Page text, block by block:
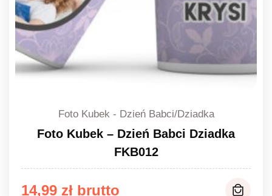
Foto Kubek - Dzień Babci/Dziadka
Foto Kubek – Dzień Babci Dziadka
FKB012
14,99 zł